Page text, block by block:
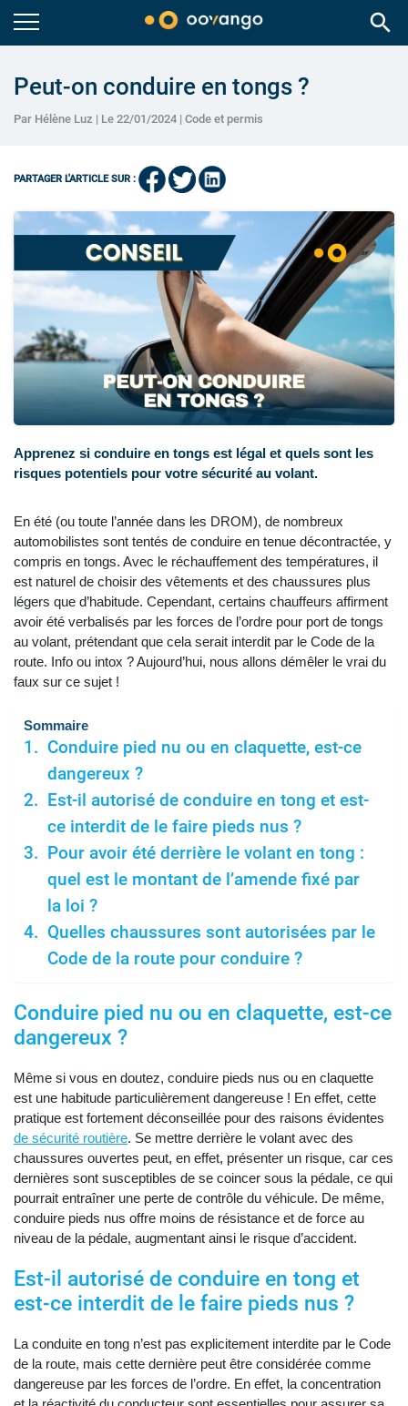
search
Peut-on conduire en tongs ?
Par Hélène Luz | Le 22/01/2024 | Code et permis
PARTAGER L'ARTICLE SUR :
Apprenez si conduire en tongs est légal et quels sont les
risques potentiels pour votre sécurité au volant.
En été (ou toute l’année dans les DROM), de nombreux
automobilistes sont tentés de conduire en tenue décontractée, y
compris en tongs. Avec le réchauffement des températures, il
est naturel de choisir des vêtements et des chaussures plus
légers que d’habitude. Cependant, certains chauffeurs affirment
avoir été verbalisés par les forces de l’ordre pour port de tongs
au volant, prétendant que cela serait interdit par le Code de la
route. Info ou intox ? Aujourd’hui, nous allons démêler le vrai du
faux sur ce sujet !
Sommaire
Conduire pied nu ou en claquette, est-ce
dangereux ?
Est-il autorisé de conduire en tong et est-
ce interdit de le faire pieds nus ?
Pour avoir été derrière le volant en tong :
quel est le montant de l’amende fixé par
la loi ?
Quelles chaussures sont autorisées par le
Code de la route pour conduire ?
Conduire pied nu ou en claquette, est-ce
dangereux ?
Même si vous en doutez, conduire pieds nus ou en claquette
est une habitude particulièrement dangereuse ! En effet, cette
pratique est fortement déconseillée pour des raisons évidentes
de sécurité routière. Se mettre derrière le volant avec des
chaussures ouvertes peut, en effet, présenter un risque, car ces
dernières sont susceptibles de se coincer sous la pédale, ce qui
pourrait entraîner une perte de contrôle du véhicule. De même,
conduire pieds nus offre moins de résistance et de force au
niveau de la pédale, augmentant ainsi le risque d’accident.
Est-il autorisé de conduire en tong et
est-ce interdit de le faire pieds nus ?
La conduite en tong n’est pas explicitement interdite par le Code
de la route, mais cette dernière peut être considérée comme
dangereuse par les forces de l’ordre. En effet, la concentration